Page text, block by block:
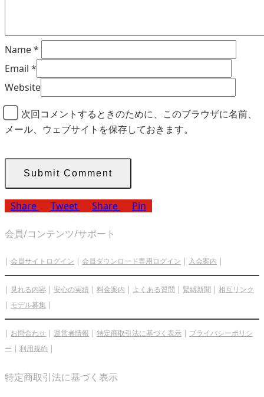
Name*
Email *
Website
次回コメントするときのために、このブラウザに名前、
メール、ウェブサイトを保存しておきます。
Share Tweet Share Pin
会員/コンテンツ/サポート
| 会員サイトログイン | 会員ダウンロード専用ログイン | 入会案内 |
| 見れる内容 | 安心の実績 | 料金案内 | よくある質問 | 緊縛新聞 | 相互リンク
| モデル募集 |
| お問合わせ | 運営者情報 | 特定商取引法に基づく表示 | プライバシーポリシ
ー | 利用規約 |
特定商取引法に基づく表示